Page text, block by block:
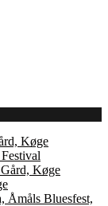
Køge
Køge
Åmåls Bluesfest,